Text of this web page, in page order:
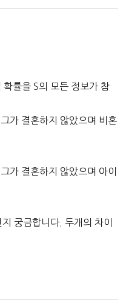
률을 S의 모든 정보가 참
가 결혼하지 않았으며 비혼
가 결혼하지 않았으며 아이
궁금합니다. 두개의 차이